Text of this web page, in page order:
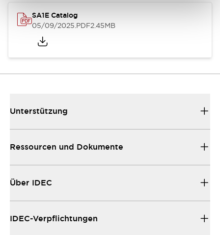
SA1E Catalog
05/09/2025.PDF2.45MB
Unterstützung
Ressourcen und Dokumente
Über IDEC
IDEC-Verpflichtungen